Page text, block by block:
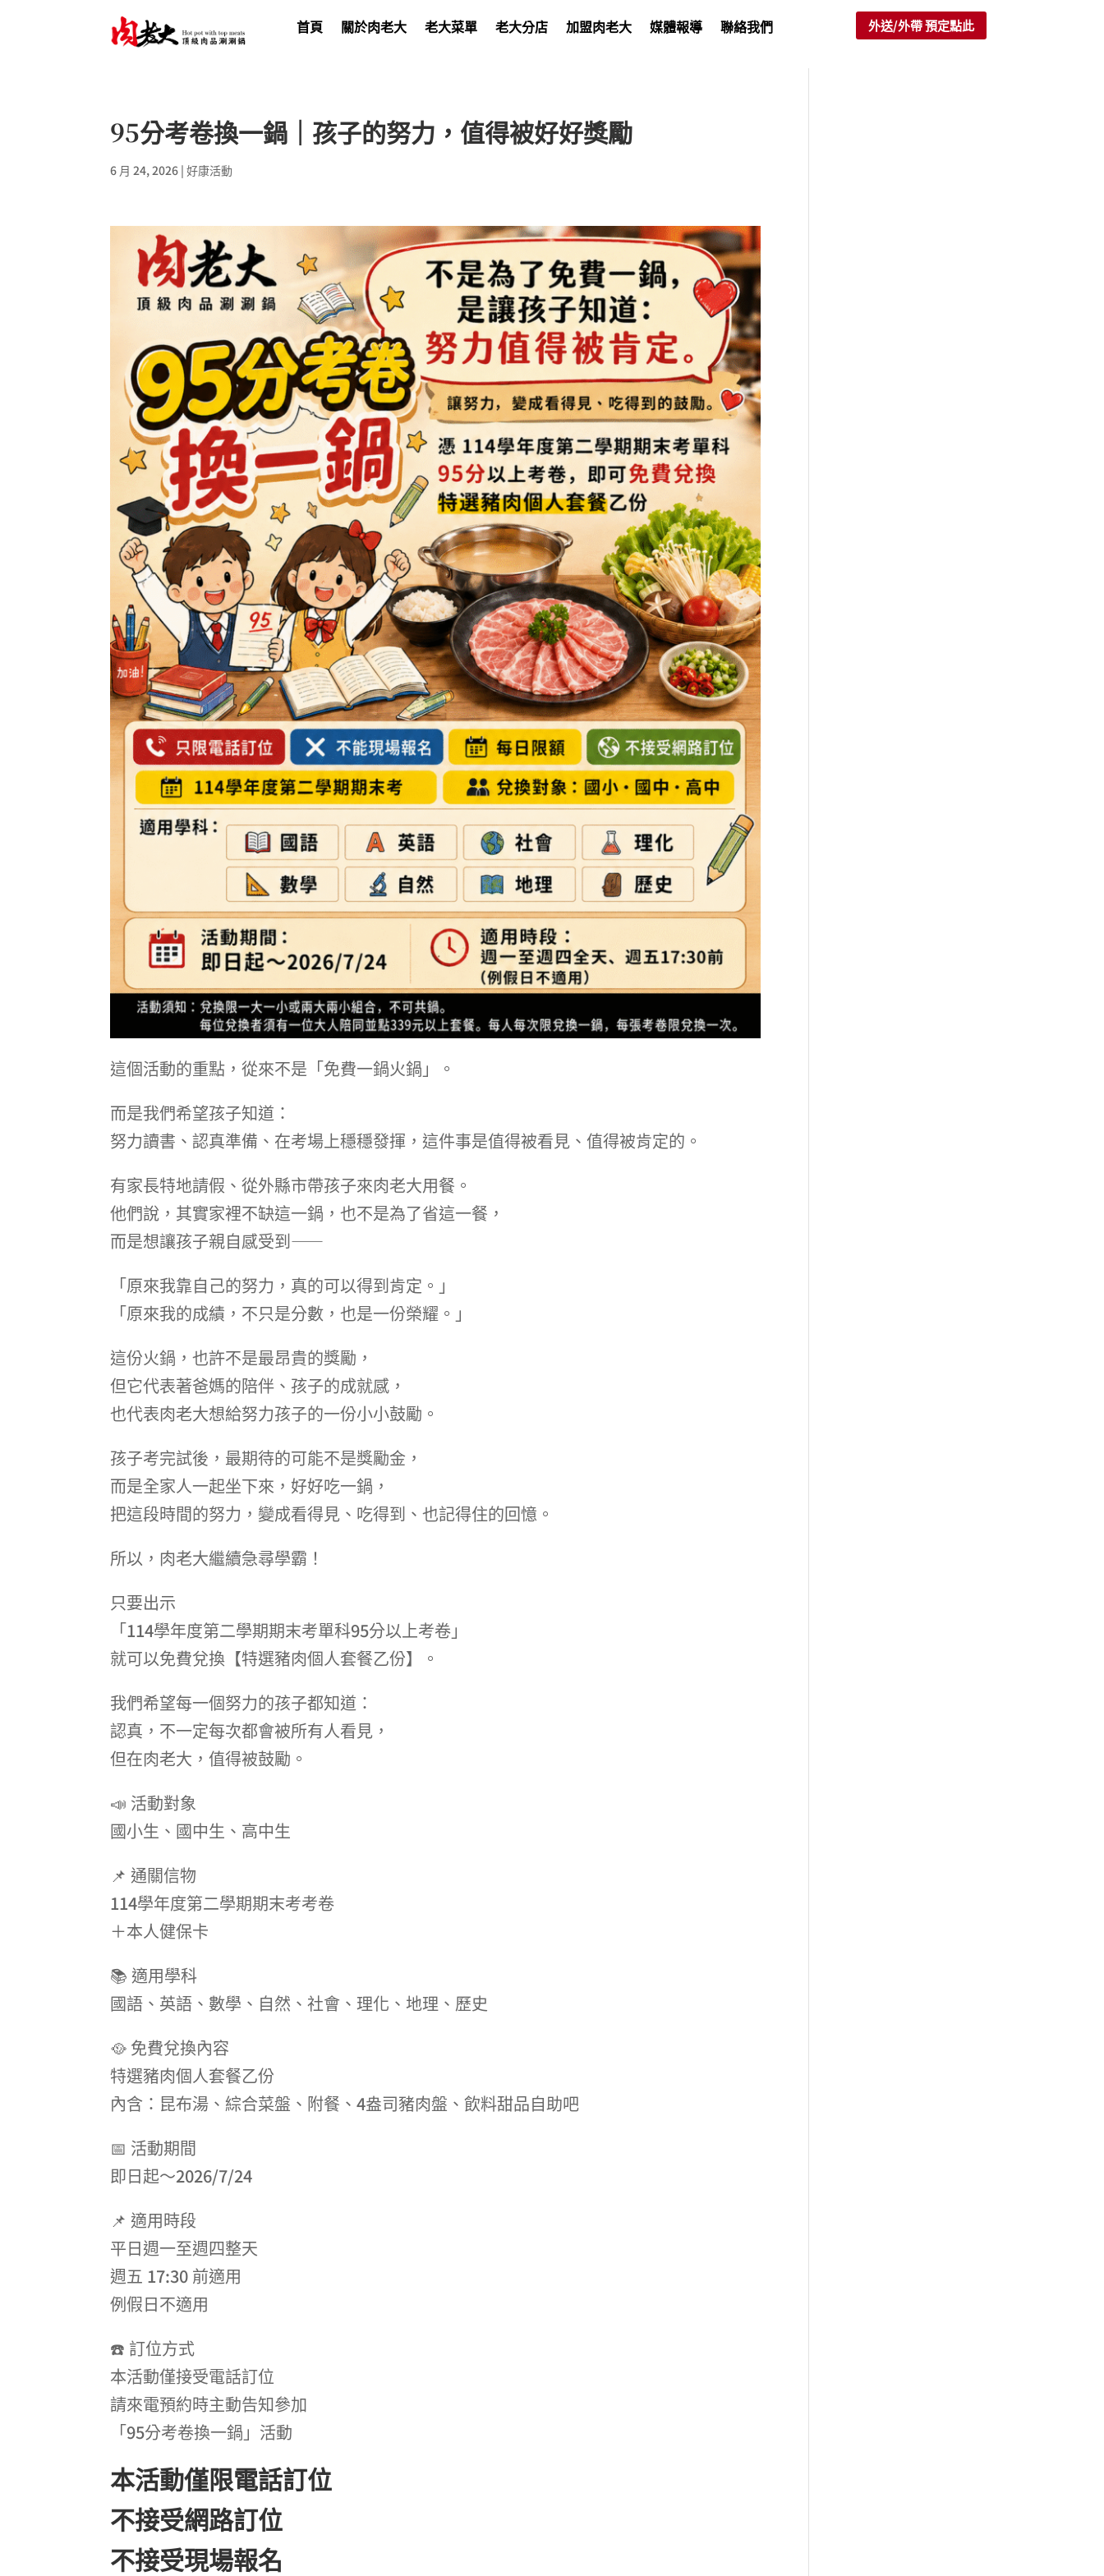
首頁 關於肉老大 老大菜單 老大分店 加盟肉老大 媒體報導 聯絡我們 外送/外帶 預定點此
95分考卷換一鍋｜孩子的努力，值得被好好獎勵
6 月 24, 2026 |好康活動
這個活動的重點，從來不是「免費一鍋火鍋」。
而是我們希望孩子知道：
努力讀書、認真準備、在考場上穩穩發揮，這件事是值得被看見、值得被肯定的。
有家長特地請假、從外縣市帶孩子來肉老大用餐。
他們說，其實家裡不缺這一鍋，也不是為了省這一餐，
而是想讓孩子親自感受到——
「原來我靠自己的努力，真的可以得到肯定。」
「原來我的成績，不只是分數，也是一份榮耀。」
這份火鍋，也許不是最昂貴的獎勵，
但它代表著爸媽的陪伴、孩子的成就感，
也代表肉老大想給努力孩子的一份小小鼓勵。
孩子考完試後，最期待的可能不是獎勵金，
而是全家人一起坐下來，好好吃一鍋，
把這段時間的努力，變成看得見、吃得到、也記得住的回憶。
所以，肉老大繼續急尋學霸！
只要出示
「114學年度第二學期期末考單科95分以上考卷」
就可以免費兌換【特選豬肉個人套餐乙份】。
我們希望每一個努力的孩子都知道：
認真，不一定每次都會被所有人看見，
但在肉老大，值得被鼓勵。
📣 活動對象
國小生、國中生、高中生
📌 通關信物
114學年度第二學期期末考考卷
＋本人健保卡
📚 適用學科
國語、英語、數學、自然、社會、理化、地理、歷史
🥘 免費兌換內容
特選豬肉個人套餐乙份
內含：昆布湯、綜合菜盤、附餐、4盎司豬肉盤、飲料甜品自助吧
📅 活動期間
即日起～2026/7/24
📌 適用時段
平日週一至週四整天
週五 17:30 前適用
例假日不適用
☎️ 訂位方式
本活動僅接受電話訂位
請來電預約時主動告知參加
「95分考卷換一鍋」活動
本活動僅限電話訂位
不接受網路訂位
不接受現場報名